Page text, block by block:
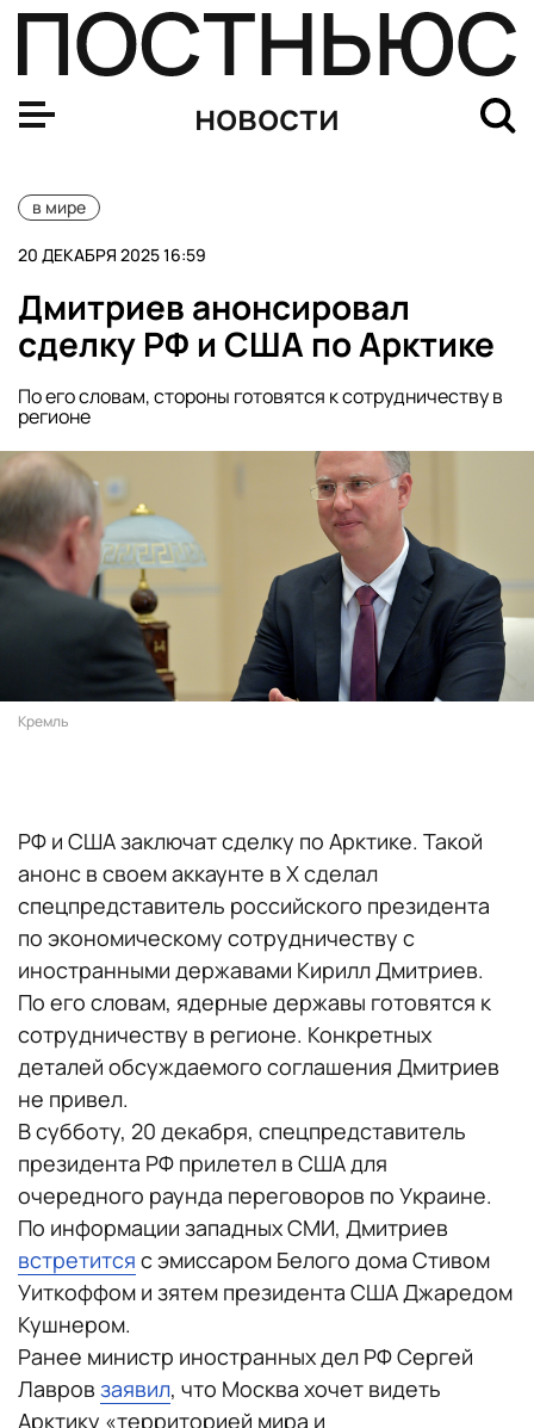
новости
в мире
20 ДЕКАБРЯ 2025 16:59
Дмитриев анонсировал
сделку РФ и США по Арктике
По его словам, стороны готовятся к сотрудничеству в
регионе
Кремль
РФ и США заключат сделку по Арктике. Такой
анонс в своем аккаунте в X сделал
спецпредставитель российского президента
по экономическому сотрудничеству с
иностранными державами Кирилл Дмитриев.
По его словам, ядерные державы готовятся к
сотрудничеству в регионе. Конкретных
деталей обсуждаемого соглашения Дмитриев
не привел.
В субботу, 20 декабря, спецпредставитель
президента РФ прилетел в США для
очередного раунда переговоров по Украине.
По информации западных СМИ, Дмитриев
встретится с эмиссаром Белого дома Стивом
Уиткоффом и зятем президента США Джаредом
Кушнером.
Ранее министр иностранных дел РФ Сергей
Лавров заявил, что Москва хочет видеть
Арктику «территорией мира и
В США отказались оценивать российское вино на